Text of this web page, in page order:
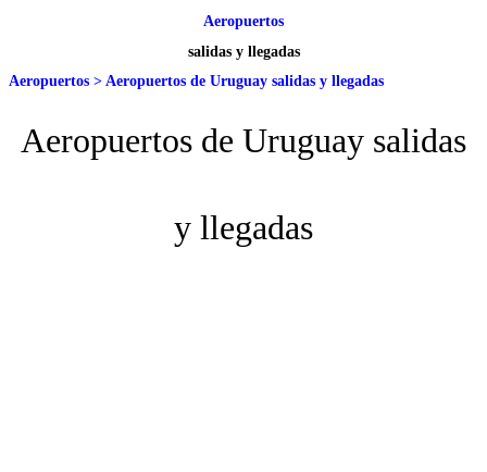
Aeropuertos
salidas y llegadas
Aeropuertos > Aeropuertos de Uruguay salidas y llegadas
Aeropuertos de Uruguay salidas
y llegadas